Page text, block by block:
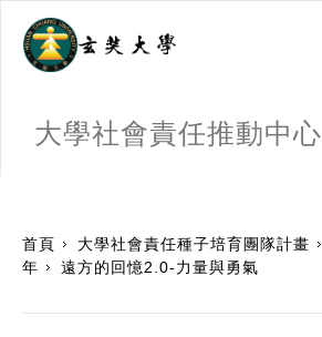
大學社會責任推動中心
首頁 大學社會責任種子培育團隊計畫
年
遠方的回憶2.0-力量與勇氣